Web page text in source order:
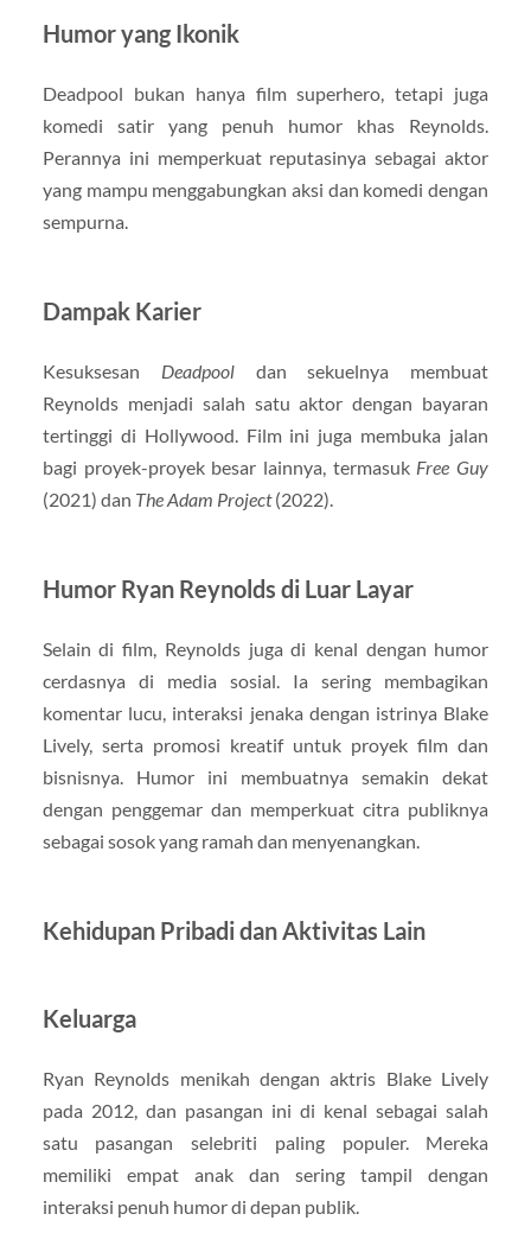
Humor yang Ikonik
Deadpool bukan hanya film superhero, tetapi juga
komedi satir yang penuh humor khas Reynolds.
Perannya ini memperkuat reputasinya sebagai aktor
yang mampu menggabungkan aksi dan komedi dengan
sempurna.
Dampak Karier
Kesuksesan Deadpooldan sekuelnya membuat
Reynolds menjadi salah satu aktor dengan bayaran
tertinggi di Hollywood. Film ini juga membuka jalan
bagi proyek-proyek besar lainnya, termasuk Free Guy
(2021) dan The Adam Project(2022).
Humor Ryan Reynolds di Luar Layar
Selain di film, Reynolds juga di kenal dengan humor
cerdasnya di media sosial. Ia sering membagikan
komentar lucu, interaksi jenaka dengan istrinya Blake
Lively, serta promosi kreatif untuk proyek film dan
bisnisnya. Humor ini membuatnya semakin dekat
dengan penggemar dan memperkuat citra publiknya
sebagai sosok yang ramah dan menyenangkan.
Kehidupan Pribadi dan Aktivitas Lain
Keluarga
Ryan Reynolds menikah dengan aktris Blake Lively
pada 2012, dan pasangan ini di kenal sebagai salah
satu pasangan selebriti paling populer. Mereka
memiliki empat anak dan sering tampil dengan
interaksi penuh humor di depan publik.